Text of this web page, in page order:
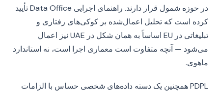
در حوزه شمول قرار دارند. راهنمای اجرایی Data Office تأیید
کرده است که تحلیل اعمال‌شده بر کوکی‌های رفتاری و
تبلیغاتی در EU اساساً به همان شکل در UAE نیز اعمال
می‌شود — آنچه متفاوت است معماری اجرا است، نه استاندارد
ماهوی.
PDPL همچنین یک دسته داده‌های شخصی حساس با الزامات